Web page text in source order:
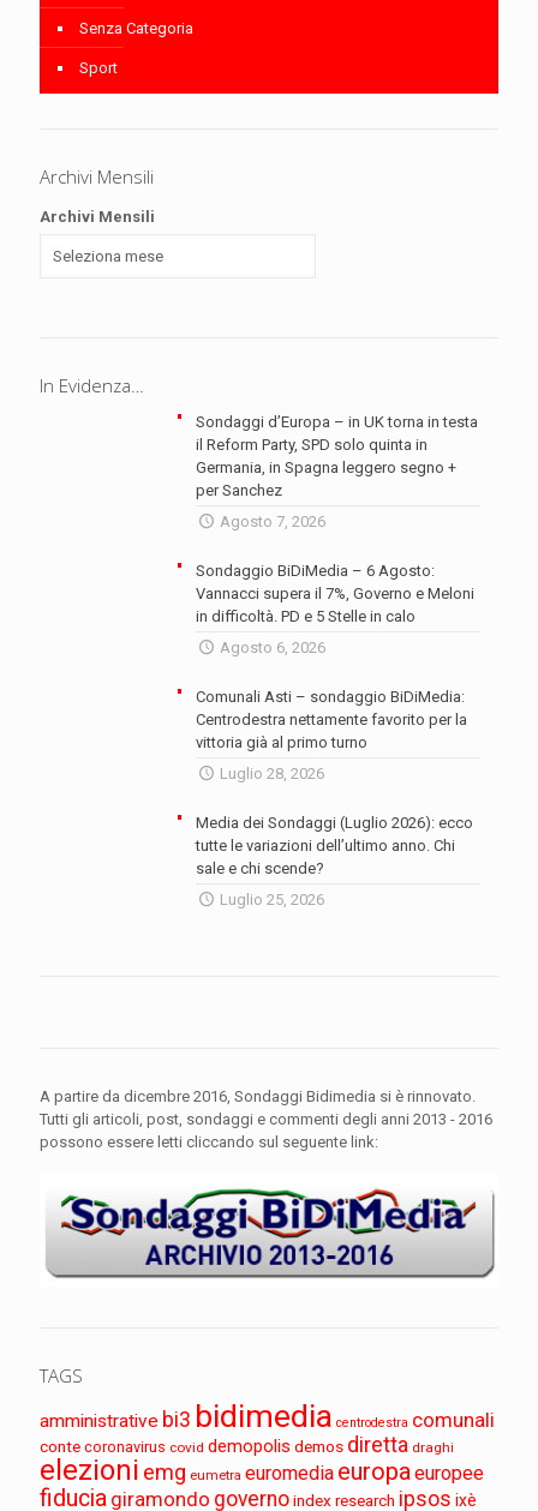
Senza Categoria
Sport
Archivi Mensili
Archivi Mensili
In Evidenza…
Sondaggi d’Europa – in UK torna in testa
il Reform Party, SPD solo quinta in
Germania, in Spagna leggero segno +
per Sanchez
Agosto 7, 2026
Sondaggio BiDiMedia – 6 Agosto:
Vannacci supera il 7%, Governo e Meloni
in difficoltà. PD e 5 Stelle in calo
Agosto 6, 2026
Comunali Asti – sondaggio BiDiMedia:
Centrodestra nettamente favorito per la
vittoria già al primo turno
Luglio 28, 2026
Media dei Sondaggi (Luglio 2026): ecco
tutte le variazioni dell’ultimo anno. Chi
sale e chi scende?
Luglio 25, 2026
A partire da dicembre 2016, Sondaggi Bidimedia si è rinnovato.
Tutti gli articoli, post, sondaggi e commenti degli anni 2013 - 2016
possono essere letti cliccando sul seguente link:
TAGS
amministrative bi3 bidimedia centrodestra comunali
conte coronavirus covid demopolis demos diretta draghi
elezioni emg eumetra euromedia europaeuropee
fiducia giramondo governoindex research ipsos ixè